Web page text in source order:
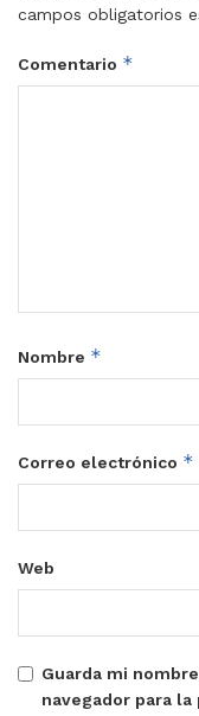
campos obligatorios
Comentario *
Nombre *
Correo electrónico *
Web
Guarda mi
navegador para